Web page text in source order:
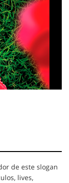
de este slogan
lives,